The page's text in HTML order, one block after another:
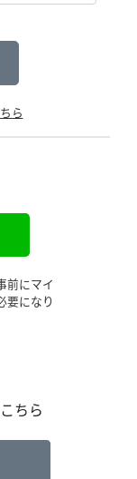
ら
前にマイ
要になり
ちら